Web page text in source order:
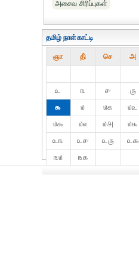
அசைவ சிரிப்புகள்
தமிழ் நாள்காட்டி
ஞா தி் செ அ
௨
௩ ௪ ௫
௯
௰ ௰௧ ௰௨
௰௬
௰௭ ௰௮ ௰௯
௨௩
௨௪ ௨௫ ௨௬
௩௰
௩௧